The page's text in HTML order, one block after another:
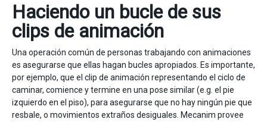
Haciendo un bucle de sus
clips de animación
Una operación común de personas trabajando con animaciones
es asegurarse que ellas hagan bucles apropiados. Es importante,
por ejemplo, que el clip de animación representando el ciclo de
caminar, comience y termine en una pose similar (e.g. el pie
izquierdo en el piso), para asegurarse que no hay ningún pie que
resbale, o movimientos extraños desiguales. Mecanim provee